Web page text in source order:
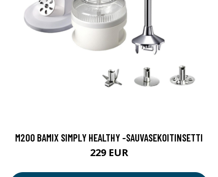
M200 BAMIX SIMPLY HEALTHY -SAUVASEKOITINSETTI
229 EUR